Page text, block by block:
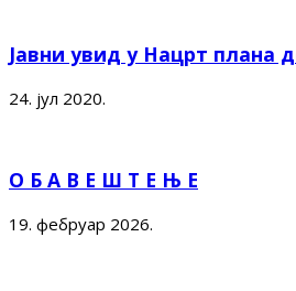
Јавни увид у Нацрт плана
24. јул 2020.
О Б А В Е Ш Т Е Њ Е
19. фебруар 2026.